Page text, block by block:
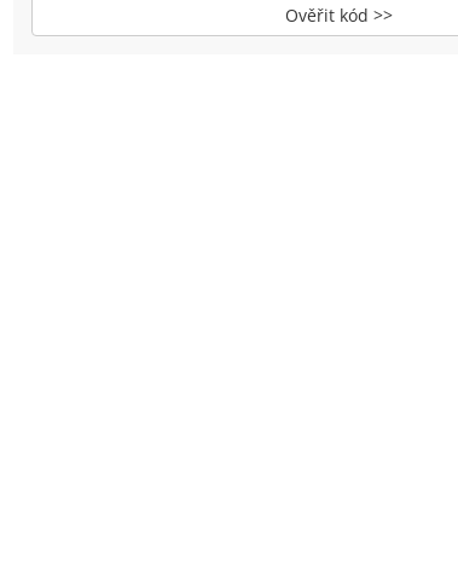
Ověřit kód >>